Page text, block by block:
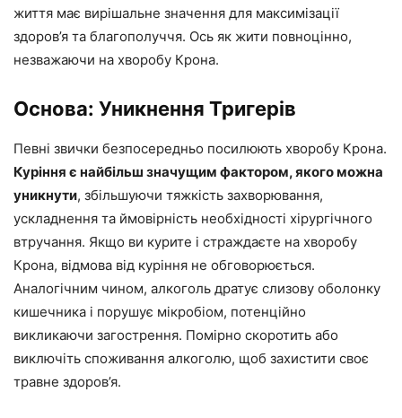
життя має вирішальне значення для максимізації
здоров’я та благополуччя. Ось як жити повноцінно,
незважаючи на хворобу Крона.
Основа: Уникнення Тригерів
Певні звички безпосередньо посилюють хворобу Крона.
Куріння є найбільш значущим фактором, якого можна
уникнути, збільшуючи тяжкість захворювання,
ускладнення та ймовірність необхідності хірургічного
втручання. Якщо ви курите і страждаєте на хворобу
Крона, відмова від куріння не обговорюється.
Аналогічним чином, алкоголь дратує слизову оболонку
кишечника і порушує мікробіом, потенційно
викликаючи загострення. Помірно скоротить або
виключіть споживання алкоголю, щоб захистити своє
травне здоров’я.